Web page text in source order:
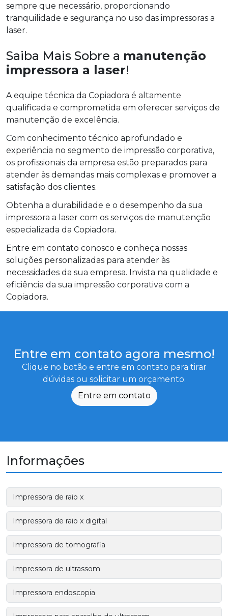
sempre que necessário, proporcionando
tranquilidade e segurança no uso das impressoras a
laser.
Saiba Mais Sobre a manutenção
impressora a laser!
A equipe técnica da Copiadora é altamente
qualificada e comprometida em oferecer serviços de
manutenção de excelência.
Com conhecimento técnico aprofundado e
experiência no segmento de impressão corporativa,
os profissionais da empresa estão preparados para
atender às demandas mais complexas e promover a
satisfação dos clientes.
Obtenha a durabilidade e o desempenho da sua
impressora a laser com os serviços de manutenção
especializada da Copiadora.
Entre em contato conosco e conheça nossas
soluções personalizadas para atender às
necessidades da sua empresa. Invista na qualidade e
eficiência da sua impressão corporativa com a
Copiadora.
Entre em contato agora mesmo!
Clique no botão e entre em contato para tirar
dúvidas ou solicitar um orçamento.
Entre em contato
Informações
Impressora de raio x
Impressora de raio x digital
Impressora de tomografia
Impressora de ultrassom
Impressora endoscopia